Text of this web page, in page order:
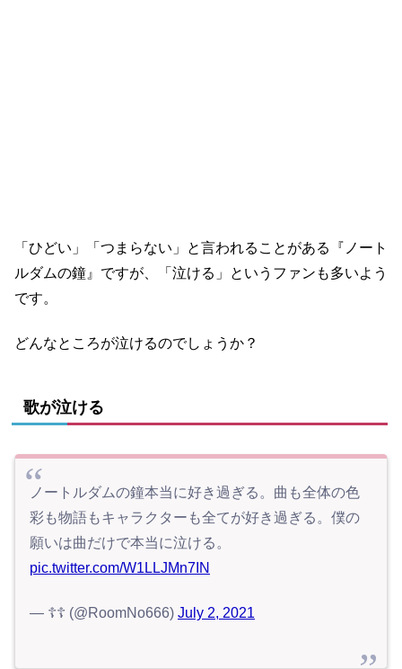
「ひどい」「つまらない」と言われることがある『ノート
ルダムの鐘』ですが、「泣ける」というファンも多いよう
です。
どんなところが泣けるのでしょうか？
歌が泣ける
ノートルダムの鐘本当に好き過ぎる。曲も全体の色
彩も物語もキャラクターも全てが好き過ぎる。僕の
願いは曲だけで本当に泣ける。
pic.twitter.com/W1LLJMn7IN
— ☦︎︎☦︎︎ (@RoomNo666) July 2, 2021